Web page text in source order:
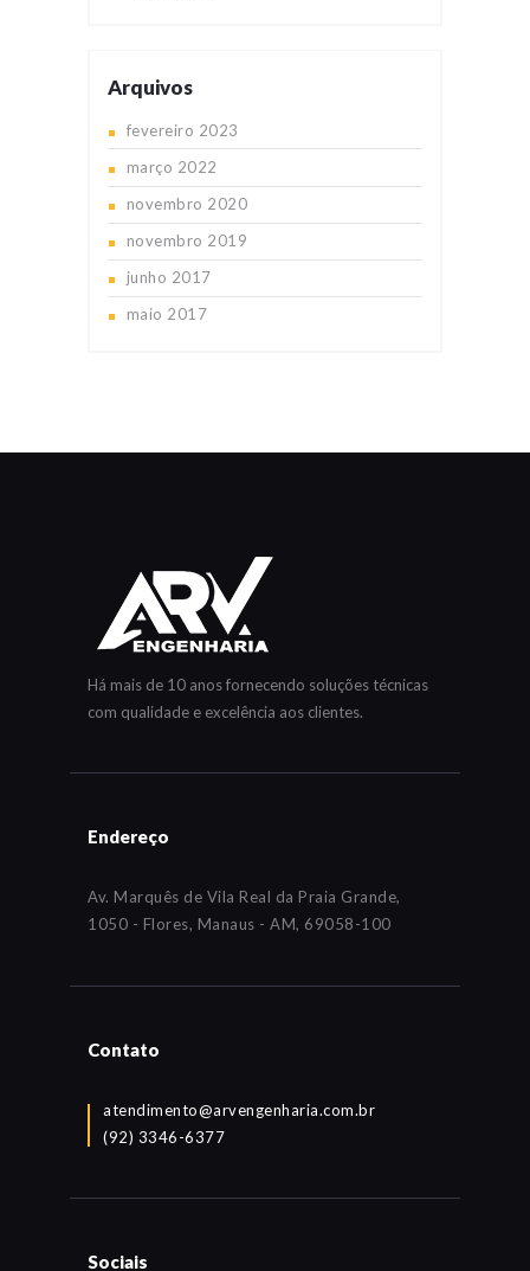
Arquivos
fevereiro 2023
março 2022
novembro 2020
novembro 2019
junho 2017
maio 2017
Há mais de 10 anos fornecendo soluções técnicas
com qualidade e excelência aos clientes.
Endereço
Av. Marquês de Vila Real da Praia Grande,
1050 - Flores, Manaus - AM, 69058-100
Contato
atendimento@arvengenharia.com.br
(92) 3346-6377
Sociais